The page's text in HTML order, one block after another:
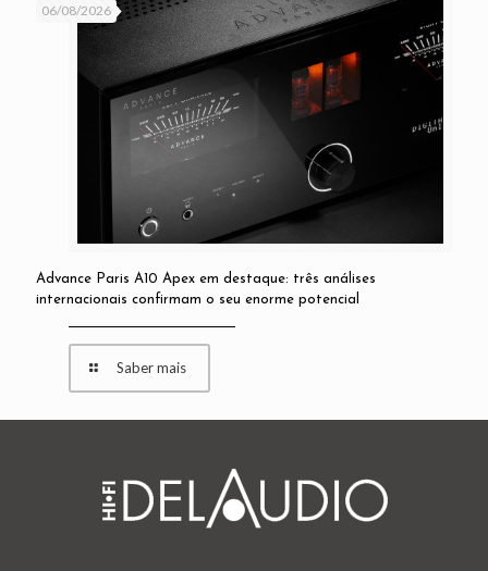
06/08/2026
Advance Paris A10 Apex em destaque: três análises
internacionais confirmam o seu enorme potencial
Saber mais